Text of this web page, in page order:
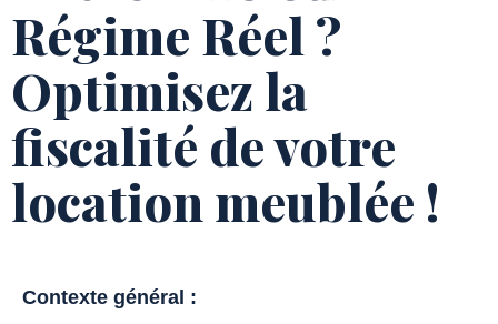
Régime Réel ?
Optimisez la
fiscalité de votre
location meublée !
Contexte général :